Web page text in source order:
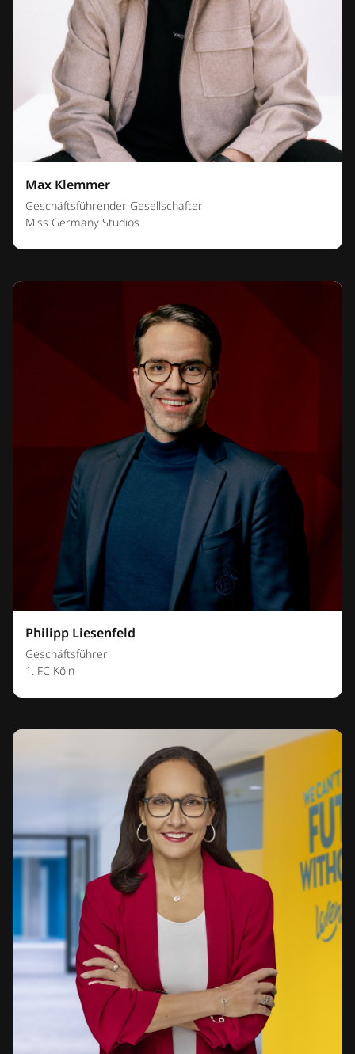
Max Klemmer
Geschäftsführender Gesellschafter
Miss Germany Studios
Philipp Liesenfeld
Geschäftsführer
1. FC Köln